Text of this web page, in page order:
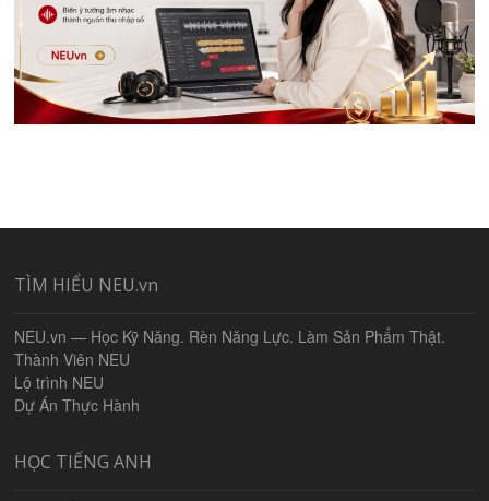
TÌM HIỂU NEU.vn
NEU.vn — Học Kỹ Năng. Rèn Năng Lực. Làm Sản Phẩm Thật.
Thành Viên NEU
Lộ trình NEU
Dự Án Thực Hành
HỌC TIẾNG ANH